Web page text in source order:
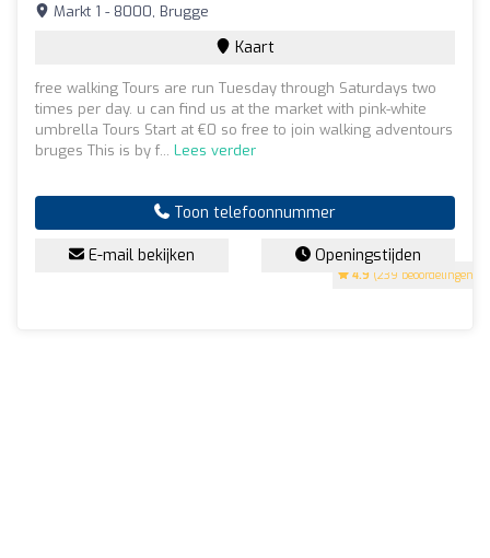
4.9 (239 beoordelingen)
Markt 1 - 8000, Brugge
Kaart
free walking Tours are run Tuesday through Saturdays two
times per day. u can find us at the market with pink-white
umbrella Tours Start at €0 so free to join walking adventours
bruges This is by f... Lees verder
Toon telefoonnummer
E-mail bekijken Openingstijden